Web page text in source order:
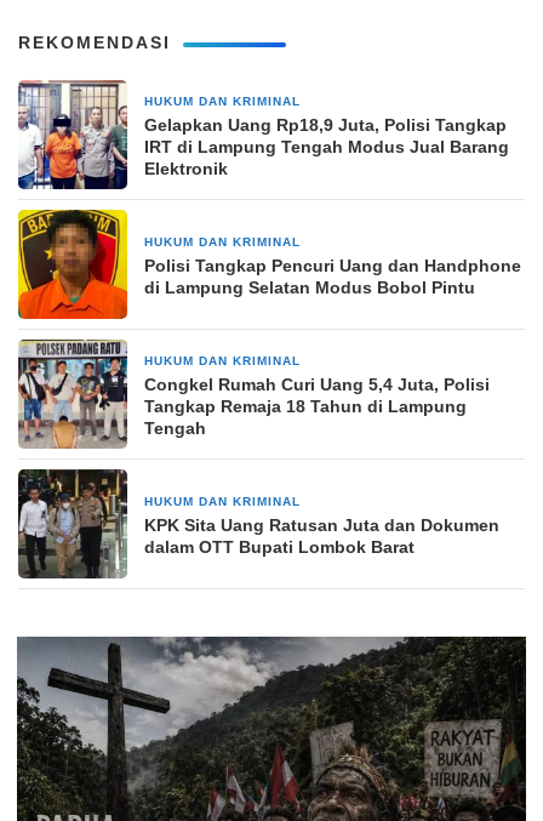
REKOMENDASI
HUKUM DAN KRIMINAL
Gelapkan Uang Rp18,9 Juta, Polisi Tangkap
IRT di Lampung Tengah Modus Jual Barang
Elektronik
HUKUM DAN KRIMINAL
Polisi Tangkap Pencuri Uang dan Handphone
di Lampung Selatan Modus Bobol Pintu
HUKUM DAN KRIMINAL
Congkel Rumah Curi Uang 5,4 Juta, Polisi
Tangkap Remaja 18 Tahun di Lampung
Tengah
HUKUM DAN KRIMINAL
KPK Sita Uang Ratusan Juta dan Dokumen
dalam OTT Bupati Lombok Barat